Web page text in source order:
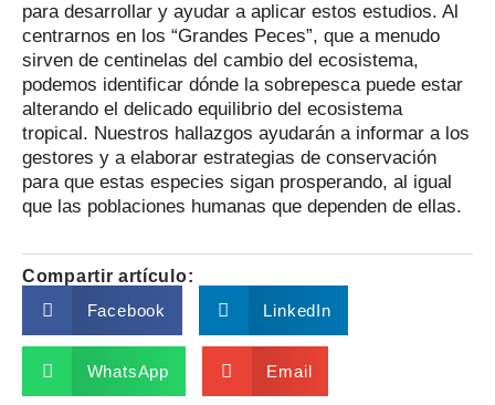
para desarrollar y ayudar a aplicar estos estudios. Al
centrarnos en los “Grandes Peces”, que a menudo
sirven de centinelas del cambio del ecosistema,
podemos identificar dónde la sobrepesca puede estar
alterando el delicado equilibrio del ecosistema
tropical. Nuestros hallazgos ayudarán a informar a los
gestores y a elaborar estrategias de conservación
para que estas especies sigan prosperando, al igual
que las poblaciones humanas que dependen de ellas.
Compartir artículo:
Facebook
LinkedIn
WhatsApp Email